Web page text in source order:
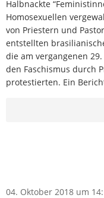
Halbnackte
Homosexuellen
von Priestern und
entstellten
die am vergangenen
den Faschismus durch
protestierten. Ein
04. Oktober 2018 um